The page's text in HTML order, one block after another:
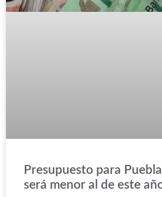
Presupuesto para
será menor al de este